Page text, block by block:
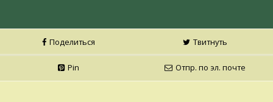
Поделиться Твитнуть
Pin Отпр. по эл. почте